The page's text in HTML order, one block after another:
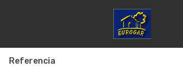
Referencia